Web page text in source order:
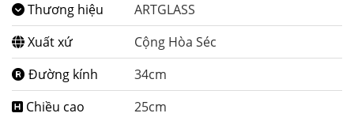
Thương hiệu
ARTGLASS
Xuất xứ
Cộng Hòa Séc
Đường kính
34cm
Chiều cao
25cm